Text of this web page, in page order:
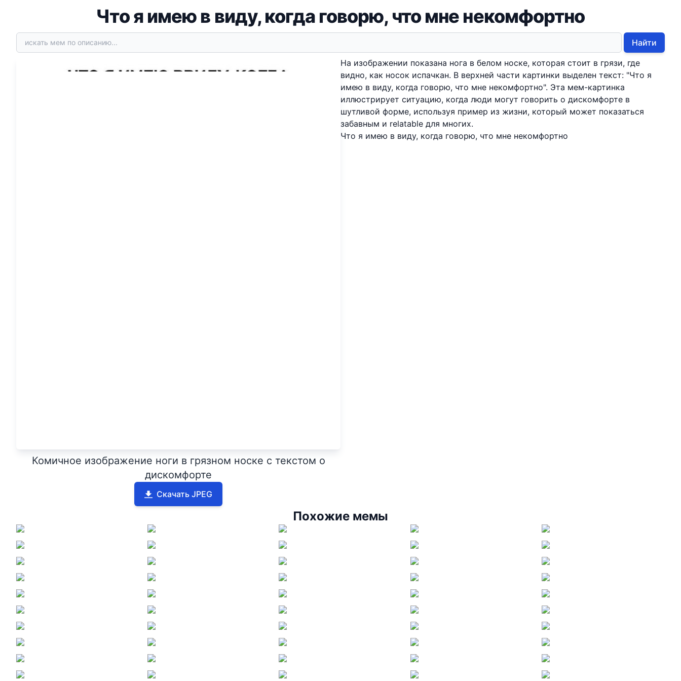
Что я имею в виду, когда говорю, что мне некомфортно
Найти
Комичное изображение ноги в грязном носке с текстом о
дискомфорте
Скачать JPEG
На изображении показана нога в белом носке, которая стоит в грязи, где
видно, как носок испачкан. В верхней части картинки выделен текст: "Что я
имею в виду, когда говорю, что мне некомфортно". Эта мем-картинка
иллюстрирует ситуацию, когда люди могут говорить о дискомфорте в
шутливой форме, используя пример из жизни, который может показаться
забавным и relatable для многих.
Что я имею в виду, когда говорю, что мне некомфортно
Похожие мемы